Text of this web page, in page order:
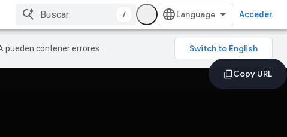
/ Acceder
pueden contener errores.